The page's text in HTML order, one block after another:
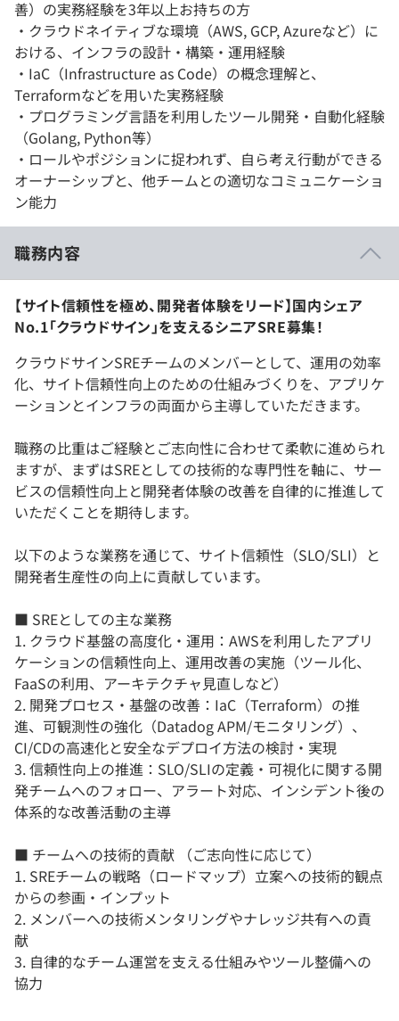
善）の実務経験を3年以上お持ちの方
・クラウドネイティブな環境（AWS, GCP, Azureなど）に
おける、インフラの設計・構築・運用経験
・IaC（Infrastructure as Code）の概念理解と、
Terraformなどを用いた実務経験
・プログラミング言語を利用したツール開発・自動化経験
（Golang, Python等）
・ロールやポジションに捉われず、自ら考え行動ができる
オーナーシップと、他チームとの適切なコミュニケーショ
ン能力
職務内容
【サイト信頼性を極め、開発者体験をリード】国内シェア
No.1「クラウドサイン」を支えるシニアSRE募集！
クラウドサインSREチームのメンバーとして、運用の効率
化、サイト信頼性向上のための仕組みづくりを、アプリケ
ーションとインフラの両面から主導していただきます。
職務の比重はご経験とご志向性に合わせて柔軟に進められ
ますが、まずはSREとしての技術的な専門性を軸に、サー
ビスの信頼性向上と開発者体験の改善を自律的に推進して
いただくことを期待します。
以下のような業務を通じて、サイト信頼性（SLO/SLI）と
開発者生産性の向上に貢献しています。
■ SREとしての主な業務
1. クラウド基盤の高度化・運用：AWSを利用したアプリ
ケーションの信頼性向上、運用改善の実施（ツール化、
FaaSの利用、アーキテクチャ見直しなど）
2. 開発プロセス・基盤の改善：IaC（Terraform）の推
進、可観測性の強化（Datadog APM/モニタリング）、
CI/CDの高速化と安全なデプロイ方法の検討・実現
3. 信頼性向上の推進：SLO/SLIの定義・可視化に関する開
発チームへのフォロー、アラート対応、インシデント後の
体系的な改善活動の主導
■ チームへの技術的貢献 （ご志向性に応じて）
1. SREチームの戦略（ロードマップ）立案への技術的観点
からの参画・インプット
2. メンバーへの技術メンタリングやナレッジ共有への貢
献
3. 自律的なチーム運営を支える仕組みやツール整備への
協力